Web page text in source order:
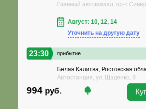
Главный автовокзал, пр-т
Август: 10, 12, 14
Уточнить на другую дату
23:30 прибытие
Белая Калитва, Ростовская
Автостанция, ул. Щаденко, 9
994 руб.